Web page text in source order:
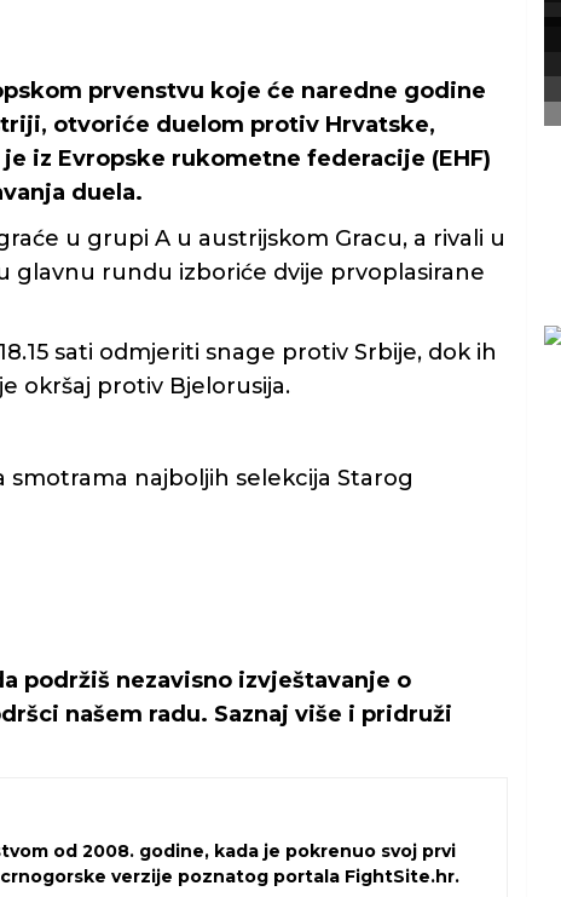
prvenstvu koje će naredne godine
otvoriće duelom protiv Hrvatske,
iz Evropske rukometne federacije (EHF)
duela.
u grupi A u austrijskom Gracu, a rivali u
glavnu rundu izboriće dvije prvoplasirane
sati odmjeriti snage protiv Srbije, dok ih
okršaj protiv Bjelorusija.
najboljih selekcija Starog
podržiš nezavisno izvještavanje o
našem radu. Saznaj više i pridruži
od 2008. godine, kada je pokrenuo svoj prvi
verzije poznatog portala FightSite.hr.